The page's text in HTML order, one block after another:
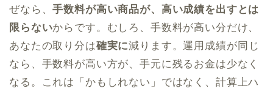
ぜなら、手数料が高い商品が、高い成績を出すとは
限らないからです。むしろ、手数料が高い分だけ、
あなたの取り分は確実に減ります。運用成績が同じ
なら、手数料が高い方が、手元に残るお金は少なく
なる。これは「かもしれない」ではなく、計算上ハ